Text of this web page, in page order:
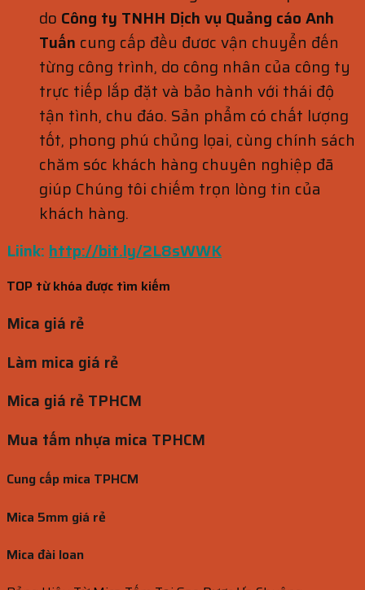
do Công ty TNHH Dịch vụ Quảng cáo Anh
Tuấn cung cấp đều đươc vận chuyển đến
từng công trình, do công nhân của công ty
trực tiếp lắp đặt và bảo hành với thái độ
tận tình, chu đáo. Sản phẩm có chất lượng
tốt, phong phú chủng lọai, cùng chính sách
chăm sóc khách hàng chuyên nghiệp đã
giúp Chúng tôi chiếm trọn lòng tin của
khách hàng.
Liink: http://bit.ly/2L8sWWK
TOP từ khóa được tìm kiếm
Mica giá rẻ
Làm mica giá rẻ
Mica giá rẻ TPHCM
Mua tấm nhựa mica TPHCM
Cung cấp mica TPHCM
Mica 5mm giá rẻ
Mica đài loan